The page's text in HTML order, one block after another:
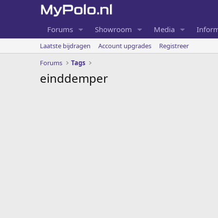
Forums Showroom Media
Laatste bijdragen Account upgrades
Registreer
Forums
Tags
einddemper